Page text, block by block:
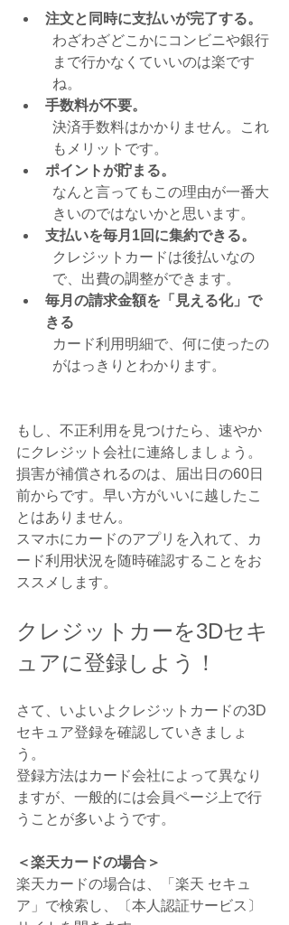
注文と同時に支払いが完了する。
わざわざどこかにコンビニや銀行
まで行かなくていいのは楽です
ね。
手数料が不要。
決済手数料はかかりません。これ
もメリットです。
ポイントが貯まる。
なんと言ってもこの理由が一番大
きいのではないかと思います。
支払いを毎月1回に集約できる。
クレジットカードは後払いなの
で、出費の調整ができます。
毎月の請求金額を「見える化」で
きる
カード利用明細で、何に使ったの
がはっきりとわかります。
もし、不正利用を見つけたら、速やか
にクレジット会社に連絡しましょう。
損害が補償されるのは、届出日の60日
前からです。早い方がいいに越したこ
とはありません。
スマホにカードのアプリを入れて、カ
ード利用状況を随時確認することをお
ススメします。
クレジットカーを3Dセキ
ュアに登録しよう！
さて、いよいよクレジットカードの3D
セキュア登録を確認していきましょ
う。
登録方法はカード会社によって異なり
ますが、一般的には会員ページ上で行
うことが多いようです。
＜楽天カードの場合＞
楽天カードの場合は、「楽天 セキュ
ア」で検索し、〔本人認証サービス〕